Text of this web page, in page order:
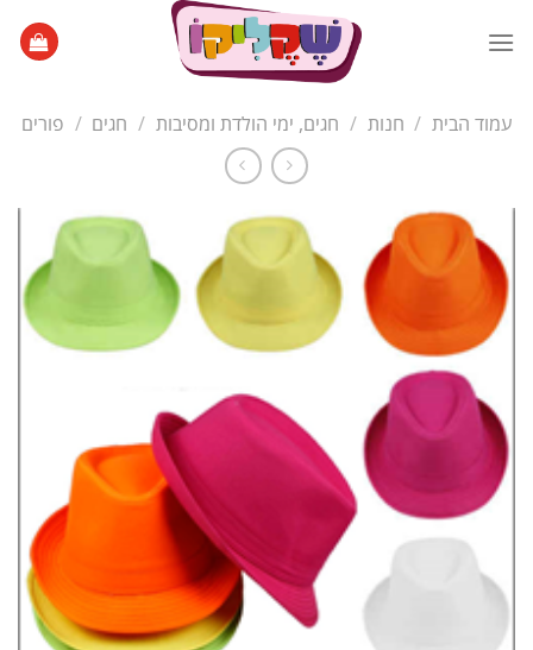
עמוד הבית / חנות / חגים, ימי הולדת ומסיבות / חגים / פורים